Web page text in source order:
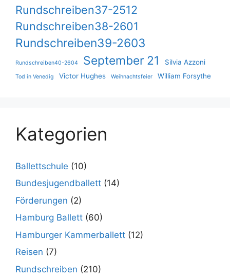
Rundschreiben37-2512
Rundschreiben38-2601
Rundschreiben39-2603
Rundschreiben40-2604 September 21 Silvia Azzoni
Tod in Venedig Victor Hughes Weihnachtsfeier William Forsythe
Kategorien
Ballettschule (10)
Bundesjugendballett (14)
Förderungen (2)
Hamburg Ballett (60)
Hamburger Kammerballett (12)
Reisen (7)
Rundschreiben (210)